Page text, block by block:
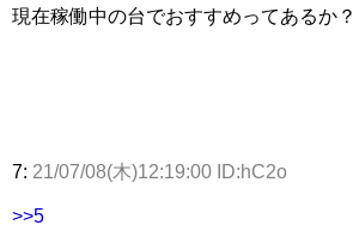
現在稼働中の台でおすすめってあるか？
7: 21/07/08(木)12:19:00 ID:hC2o
>>5